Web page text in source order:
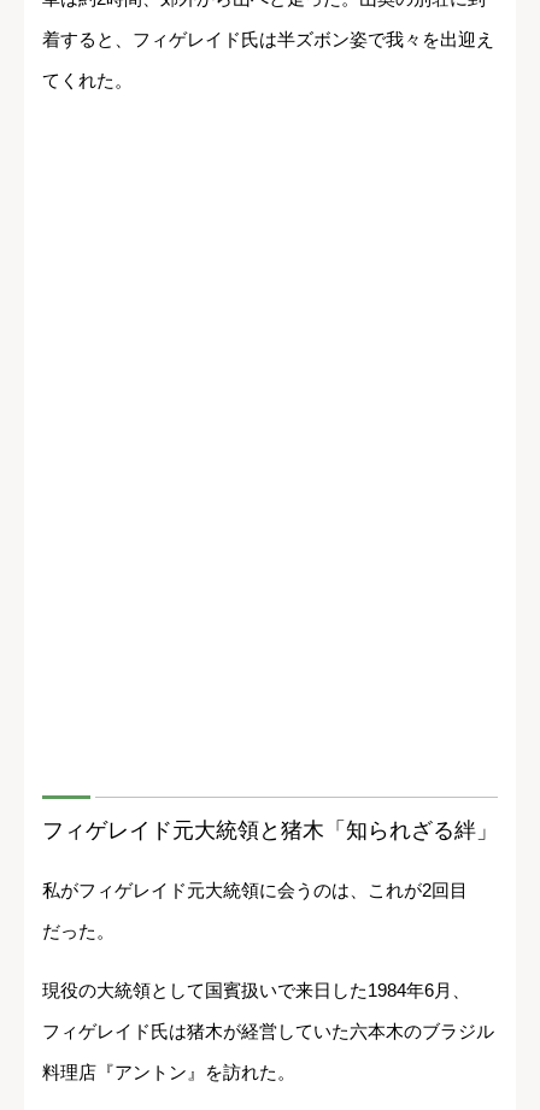
着すると、フィゲレイド氏は半ズボン姿で我々を出迎え
てくれた。
フィゲレイド元大統領と猪木「知られざる絆」
私がフィゲレイド元大統領に会うのは、これが2回目
だった。
現役の大統領として国賓扱いで来日した1984年6月、
フィゲレイド氏は猪木が経営していた六本木のブラジル
料理店『アントン』を訪れた。